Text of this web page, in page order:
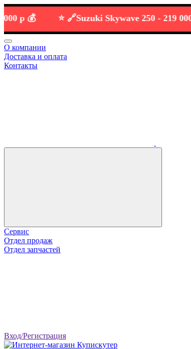
💰 Suzuki Skywave 250 -219 000 р 💰
О компании
Доставка и оплата
Контакты
Сервис
Отдел продаж
Отдел запчастей
Вход/Регистрация